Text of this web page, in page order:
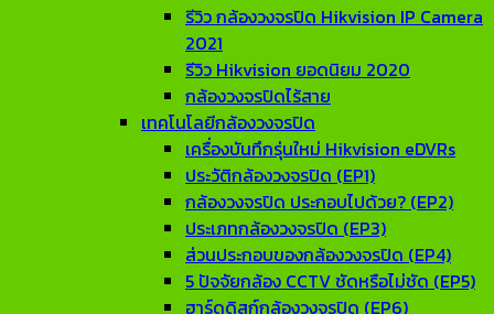
รีวิว กล้องวงจรปิด Hikvision IP Camera
2021
รีวิว Hikvision ยอดนิยม 2020
กล้องวงจรปิดไร้สาย
เทคโนโลยีกล้องวงจรปิด
เครื่องบันทึกรุ่นใหม่ Hikvision eDVRs
ประวัติกล้องวงจรปิด (EP1)
กล้องวงจรปิด ประกอบไปด้วย? (EP2)
ประเภทกล้องวงจรปิด (EP3)
ส่วนประกอบของกล้องวงจรปิด (EP4)
5 ปัจจัยกล้อง CCTV ชัดหรือไม่ชัด (EP5)
ฮาร์ดดิสก์กล้องวงจรปิด (EP6)